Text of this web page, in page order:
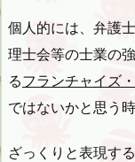
個人的には、弁護
理士会等の士業の
るフランチャイズ
ではないかと思う
ざっくりと表現す